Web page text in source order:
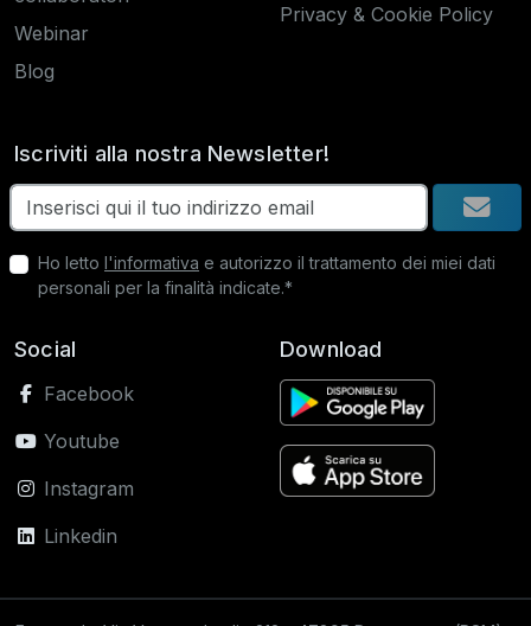
Webinar
Blog
Privacy & Cookie Policy
Iscriviti alla nostra Newsletter!
Ho letto l'informativa e autorizzo il trattamento dei miei dati
personali per la finalità indicate.*
Social
Facebook
Youtube
Instagram
Linkedin
Download